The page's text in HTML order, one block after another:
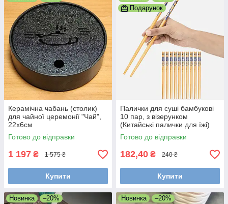
Керамічна чабань (столик)
для чайної церемонії "Чай",
22х6см
Готово до відправки
1 197 ₴ 1 575 ₴
Купити
Подарунок
Палички для суші бамбукові
10 пар, з візерунком
(Китайські палички для їжі)
Готово до відправки
182,40 ₴ 240 ₴
Купити
Новинка
–20%
Новинка
–20%